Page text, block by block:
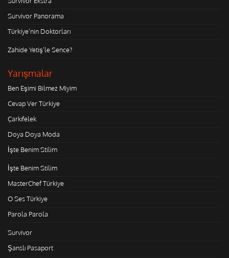
Survivor Panorama
Türkiye'nin Doktorları
Zahide Yetiş'le Sence?
Yarışmalar
Ben Eşimi Bilmez Miyim
Cevap Ver Türkiye
Çarkıfelek
Doya Doya Moda
İşte Benim Stilim
İşte Benim Stilim
MasterChef Türkiye
O Ses Türkiye
Parola Parola
Survivor
Şanslı Pasaport